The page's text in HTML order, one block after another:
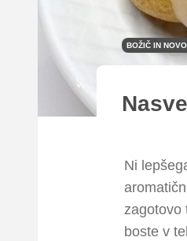
BOŽIČ IN
Ni
zagotovo
boste v